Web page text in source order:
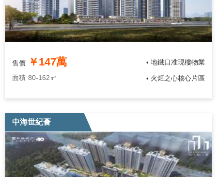
售價 ￥147萬
面積 80-162㎡
• 地鐵口准現樓物業
• 火炬之心核心片區
中海世紀薈